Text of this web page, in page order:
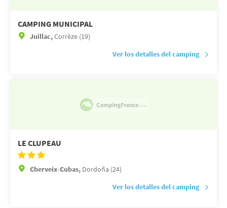
CAMPING MUNICIPAL
Juillac,Corrèze (19)
Ver los detalles del camping
LE CLUPEAU
Cherveix-Cubas, Dordoña (24)
Ver los detalles del camping